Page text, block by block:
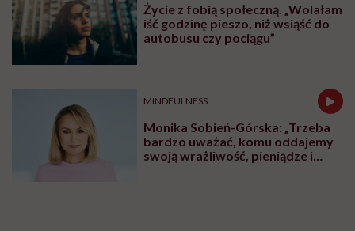
Życie z fobią społeczną. „Wolałam
iść godzinę pieszo, niż wsiąść do
autobusu czy pociągu”
MINDFULNESS
Monika Sobień-Górska: „Trzeba
bardzo uważać, komu oddajemy
swoją wrażliwość, pieniądze i